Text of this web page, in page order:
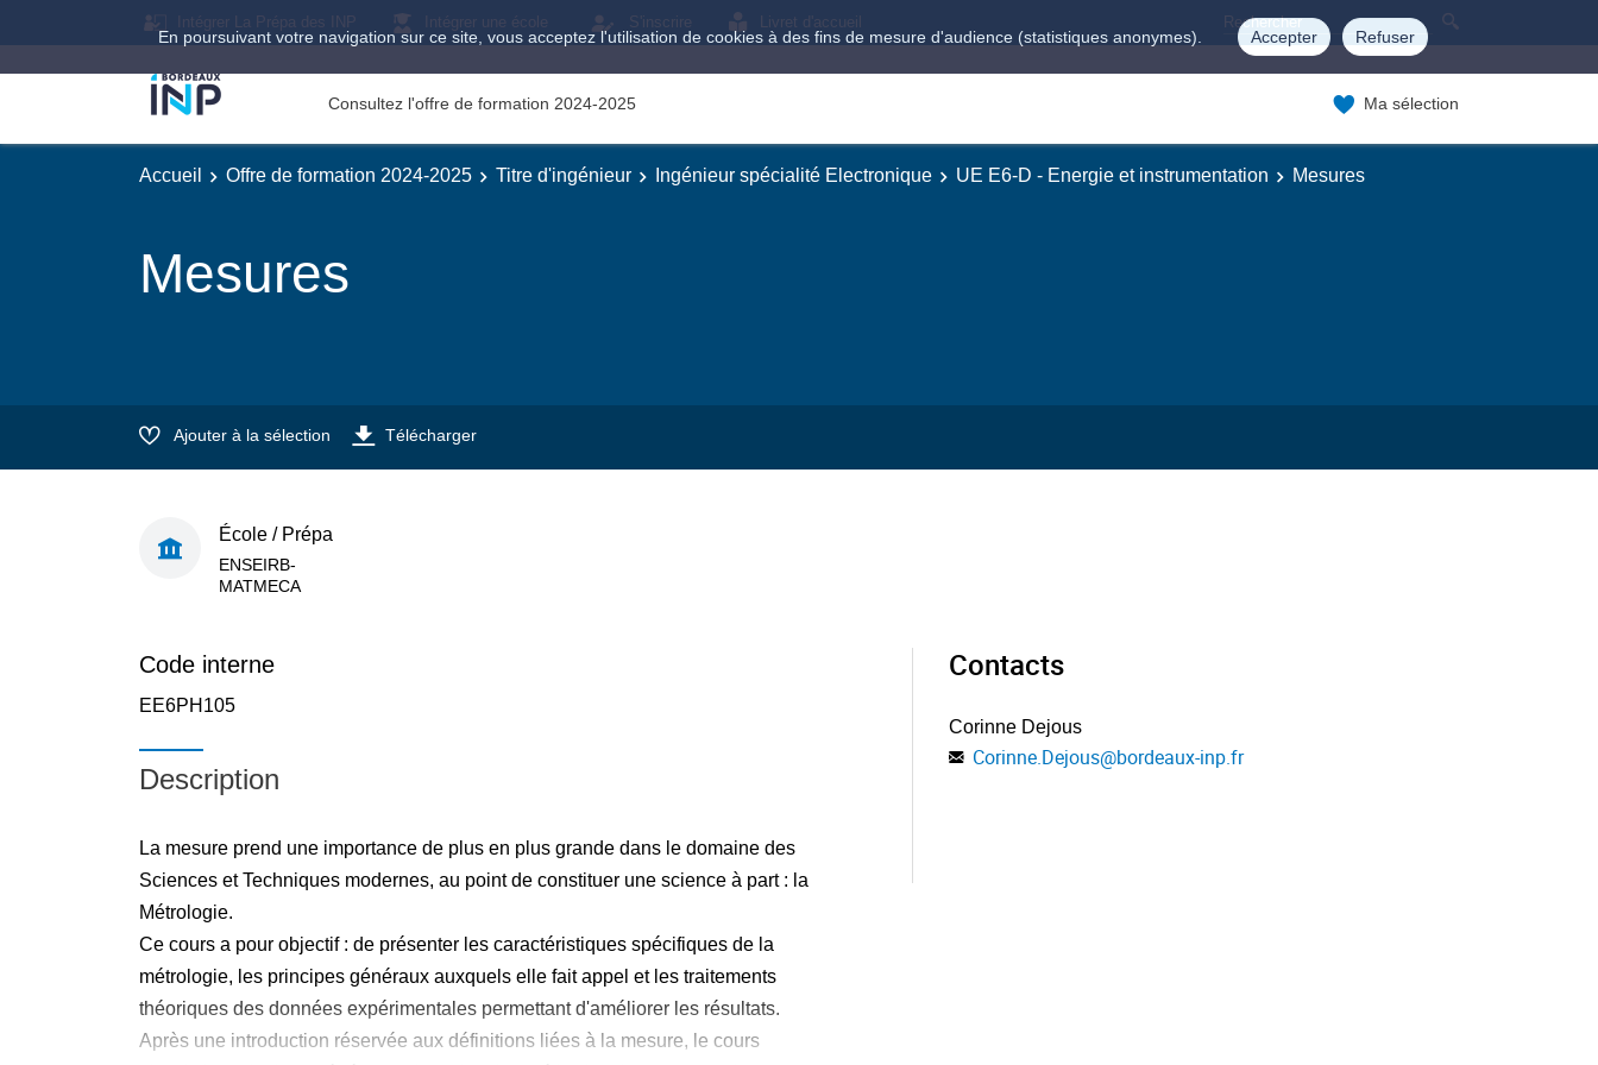
En poursuivant votre navigation sur ce site, vous acceptez l'utilisation de cookies à des fins de mesure d'audience (statistiques anonymes). Accepter Refuser
Intégrer La Prépa des INP Intégrer une école S'inscrire Livret d'accueil
Consultez l'offre de formation 2024-2025 Ma sélection
Accueil Offre de formation 2024-2025 Titre d'ingénieur Ingénieur spécialité Electronique UE E6-D - Energie et instrumentation Mesures
Mesures
Ajouter à la sélection Télécharger
École / Prépa
ENSEIRB-
MATMECA
Code interne
EE6PH105
Description
La mesure prend une importance de plus en plus grande dans le domaine des
Sciences et Techniques modernes, au point de constituer une science à part : la
Métrologie.
Ce cours a pour objectif : de présenter les caractéristiques spécifiques de la
métrologie, les principes généraux auxquels elle fait appel et les traitements
théoriques des données expérimentales permettant d'améliorer les résultats.
Après une introduction réservée aux définitions liées à la mesure, le cours
Contacts
Corinne Dejous
Corinne.Dejous@bordeaux-inp.fr